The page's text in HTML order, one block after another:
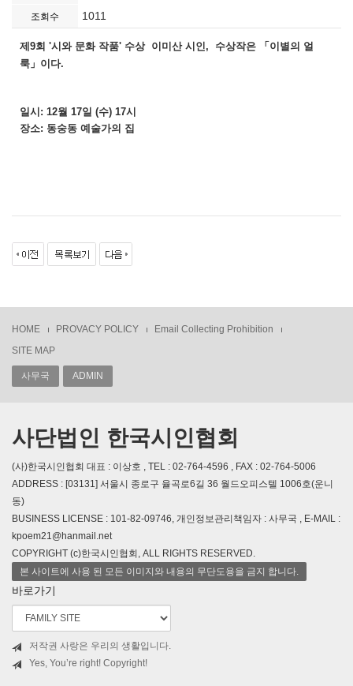
조회수 1011
제9회 '시와 문화 작품' 수상 이미산 시인, 수상작은
「이별의 얼
룩」이다.
일시: 12월 17일 (수) 17시
장소: 동숭동 예술가의 집
HOME PROVACY POLICY
Email Collecting Prohibition
SITE MAP
사무국 ADMIN
사단법인 한국시인협회
(사)한국시인협회 대표 : 이상호 , TEL : 02-764-4596 , FAX : 02-764-5006
ADDRESS : [03131] 서울시 종로구 율곡로6길 36 월드오피스텔 1006호(운니
동)
BUSINESS LICENSE : 101-82-09746, 개인정보관리책임자 : 사무국 , E-MAIL :
kpoem21@hanmail.net
COPYRIGHT (c)한국시인협회, ALL RIGHTS RESERVED.
본 사이트에 사용 된 모든 이미지와 내용의 무단도용을 금지 합니다.
바로가기
저작권 사랑은 우리의 생활입니다.
Yes, You’re right! Copyright!